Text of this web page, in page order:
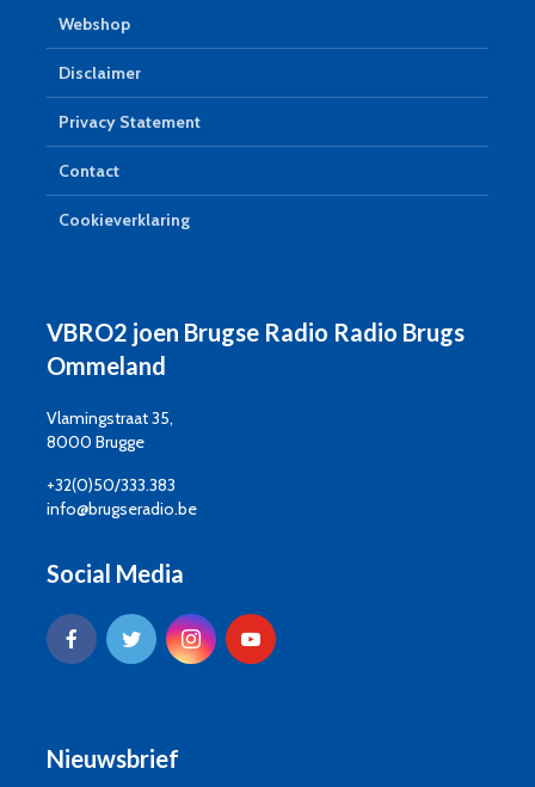
Webshop
Disclaimer
Privacy Statement
Contact
Cookieverklaring
VBRO2 joen Brugse Radio Radio Brugs
Ommeland
Vlamingstraat 35,
8000 Brugge
+32(0)50/333.383
info@brugseradio.be
Social Media
Nieuwsbrief